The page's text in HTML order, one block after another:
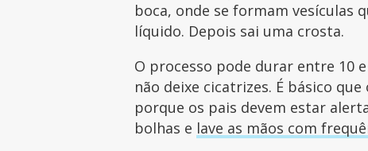
boca, onde se formam vesículas
líquido. Depois sai uma crosta.
O processo pode durar entre 10
não deixe cicatrizes. É básico
porque os pais devem estar
bolhas e lave as mãos com